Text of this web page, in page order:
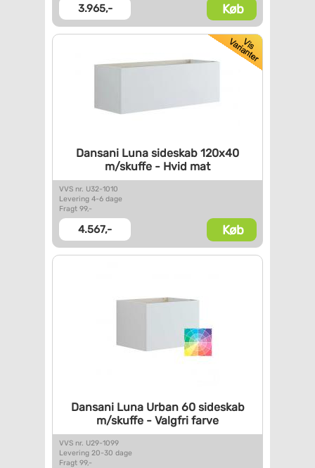
3.965,- Køb
Dansani Luna sideskab 120x40
m/skuffe - Hvid mat
VVS nr. U32-1010
Levering 4-6 dage
Fragt 99,-
4.567,- Køb
Dansani Luna Urban 60 sideskab
m/skuffe - Valgfri farve
VVS nr. U29-1099
Levering 20-30 dage
Fragt 99,-